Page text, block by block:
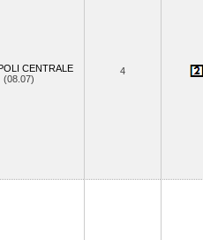
CENTRALE
(08.07)
4